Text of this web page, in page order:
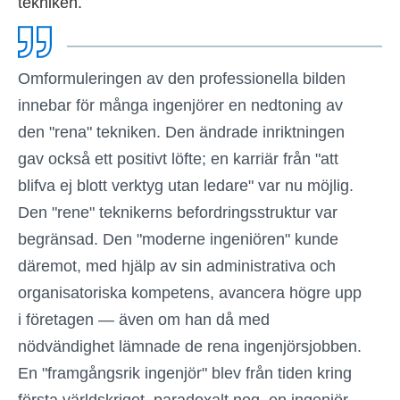
Omformuleringen av den professionella bilden
innebar för många ingenjörer en nedtoning av
den "rena" tekniken. Den ändrade inriktningen
gav också ett positivt löfte; en karriär från "att
blifva ej blott verktyg utan ledare" var nu möjlig.
Den "rene" teknikerns befordringsstruktur var
begränsad. Den "moderne ingeniören" kunde
däremot, med hjälp av sin administrativa och
organisatoriska kompetens, avancera högre upp
i företagen — även om han då med
nödvändighet lämnade de rena ingenjörsjobben.
En "framgångsrik ingenjör" blev från tiden kring